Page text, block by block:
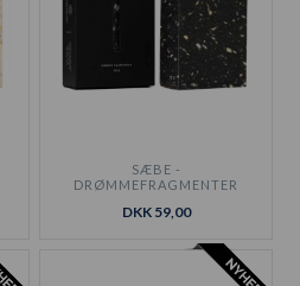
SÆBE -
DRØMMEFRAGMENTER
DKK 59,00